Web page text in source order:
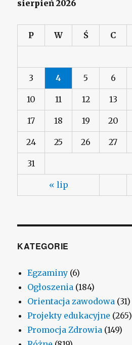
sierpień 2026
P W Ś C
« lip
3 4 5 6
10 11 12 13
17 18 19 20
24 25 26 27
31
KATEGORIE
Egzaminy (6)
Ogłoszenia (184)
Orientacja zawodowa (31)
Projekty edukacyjne (265)
Promocja Zdrowia (149)